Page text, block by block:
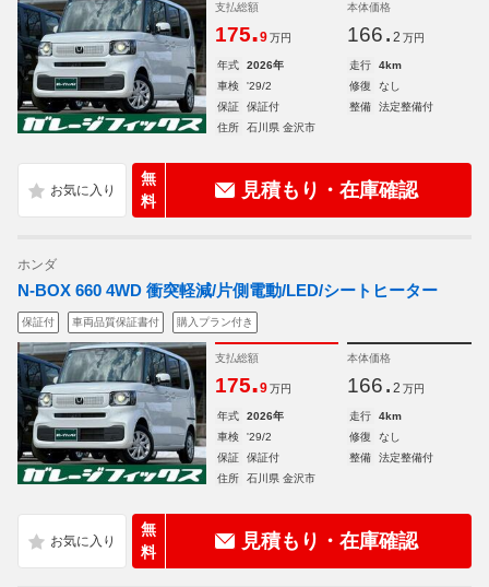
支払総額
175.9 万円
本体価格
166. 2 万円
年式 2026年 走行
4km
車検
'29/2 修復
なし
保証
保証付 整備
法定整備付
住所
石川県 金沢市
無
料
見積もり・在庫確認
ホンダ
N-BOX 660 4WD 衝突軽減/片側電動/LED/シートヒーター
保証付 車両品質保証書付 購入プラン付き
支払総額
175.9 万円
本体価格
166. 2 万円
年式 2026年 走行
4km
車検
'29/2 修復
なし
保証
保証付 整備
法定整備付
住所
石川県 金沢市
無
料
見積もり・在庫確認